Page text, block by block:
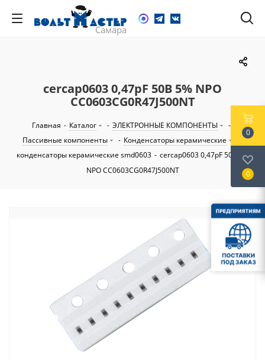
cercap0603 0,47pF 50В 5% NPO
CC0603CG0R47J500NT
Главная - Каталог - ЭЛЕКТРОННЫЕ КОМПОНЕНТЫ
-
Пассивные компоненты
- Конденсаторы керамические
конденсаторы керамические smd0603 - cercap0603 0,47pF 50В 5%
NPO CC0603CG0R47J500NT
0
0